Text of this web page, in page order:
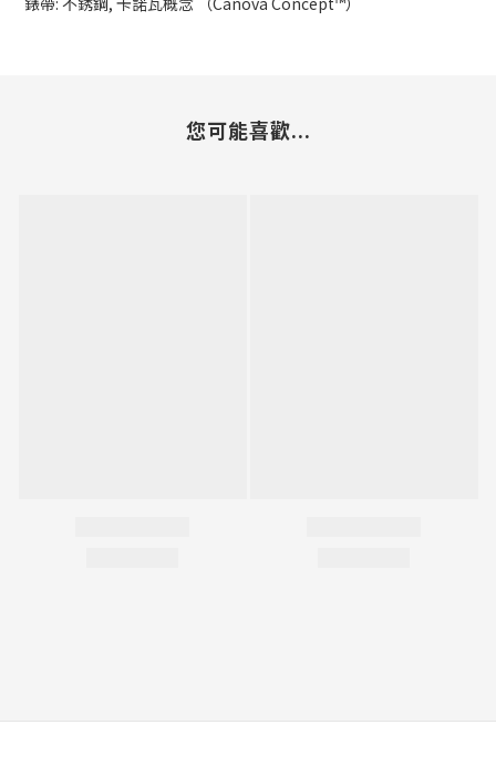
您可能喜歡...